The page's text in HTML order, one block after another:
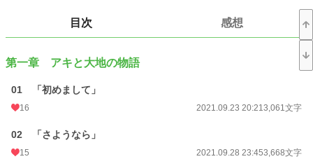
0 pt
週間ポイント
目次 感想
第一章 アキと大地の物語
01 「初めまして」
16 2021.09.23 20:213,061文字
02 「さようなら」
15 2021.09.28 23:453,668文字